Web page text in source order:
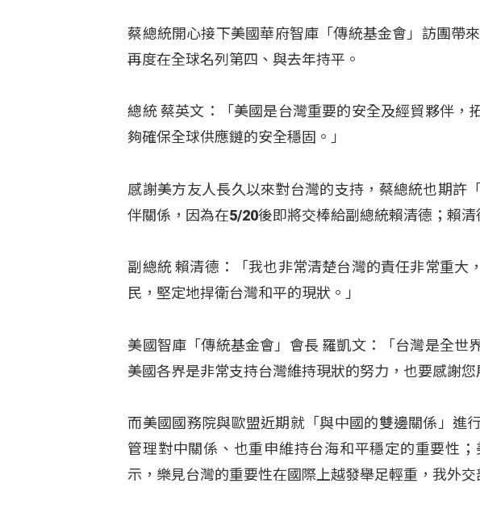
蔡總統開心接下美國華府智庫「傳統基金會」訪團帶
再度在全球名列第四、與去年持平。
總統 蔡英文：「美國是台灣重要的安全及經貿夥伴，
夠確保全球供應鏈的安全穩固。」
感謝美方友人長久以來對台灣的支持，蔡總統也期許
伴關係，因為在5/20後即將交棒給副總統賴清德；賴
副總統 賴清德：「我也非常清楚台灣的責任非常重大
民，堅定地捍衛台灣和平的現狀。」
美國智庫「傳統基金會」會長 羅凱文：「台灣是全世
美國各界是非常支持台灣維持現狀的努力，也要感謝您
而美國國務院與歐盟近期就「與中國的雙邊關係」進
管理對中關係、也重申維持台海和平穩定的重要性
示，樂見台灣的重要性在國際上越發舉足輕重，我外交